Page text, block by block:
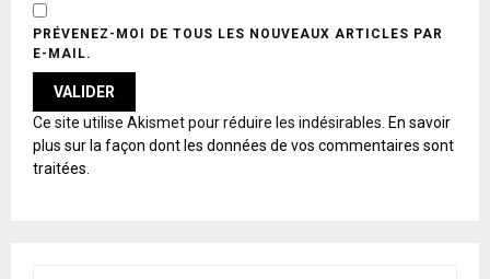
PRÉVENEZ-MOI DE TOUS LES NOUVEAUX ARTICLES PAR
E-MAIL.
A
L
T
Ce site utilise Akismet pour réduire les indésirables. En savoir
plus sur la façon dont les données de vos commentaires sont
traitées.